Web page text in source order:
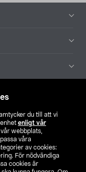
du till att vi
enligt vår
webbplats,
våra
av cookies:
För nödvändiga
cookies är